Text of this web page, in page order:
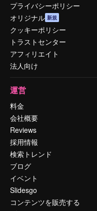
プライバシーポリシー
オリジナル 新規
クッキーポリシー
トラストセンター
アフィリエイト
法人向け
運営
料金
会社概要
Reviews
採用情報
検索トレンド
ブログ
イベント
Slidesgo
コンテンツを販売する